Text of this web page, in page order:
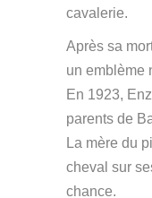
cavalerie.
Après sa
un emblème
En 1923,
parents de
La mère du
cheval sur
chance.